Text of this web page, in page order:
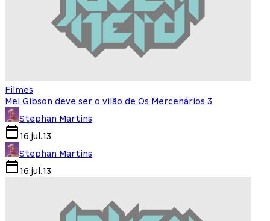
Filmes
Mel Gibson deve ser o vilão de Os Mercenários 3
Stephan Martins
16.jul.13
Stephan Martins
16.jul.13